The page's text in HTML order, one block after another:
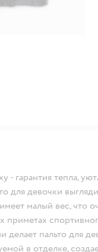
- гарантия тепла,
для девочки
малый вес, что
пальто для
в отделке,